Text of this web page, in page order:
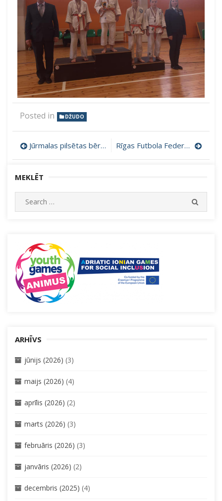
Posted in DŽUDO
Ziņu
izvēlne
Jūrmalas pilsētas bērnu un jauniešu atklātais čempionāts daudzcīņā Rīgas Futbola Federācijas laureātu apbalvošana
MEKLĒT
Search
for:
ARHĪVS
jūnijs (2026) (3)
maijs (2026) (4)
aprīlis (2026) (2)
marts (2026) (3)
februāris (2026) (3)
janvāris (2026) (2)
decembris (2025) (4)